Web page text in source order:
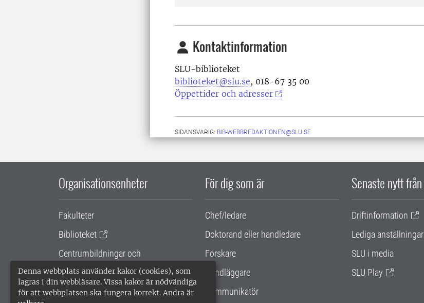
Denna webbplats använder kakor (cookies), som
lagras i din webbläsare. Vissa kakor är nödvändiga
för att webbplatsen ska fungera korrekt. Andra är
Kontaktinformation
SLU-biblioteket
biblioteket@slu.se, 018-67 35 00
Öppettider och adresser
SIDANSVARIG: BIB-WEBBREDAKTIONEN@SLU.SE
Organisationsenheter
Fakulteter
Biblioteket
Centrumbildningar och
samarbetsprojekt
Gemensamma verksamhetsstödet
För dig som är
Chef/ledare
Doktorand eller handledare
Forskare
Handläggare
Kommunikatör
Senaste nytt från
Driftinformation
Lediga anställningar
SLU i media
SLU Play